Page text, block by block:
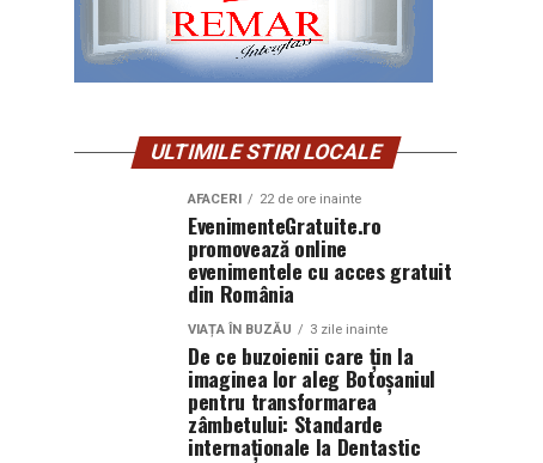
ULTIMILE STIRI LOCALE
AFACERI 22 de ore inainte
EvenimenteGratuite.ro
promovează online
evenimentele cu acces gratuit
din România
VIAȚA ÎN BUZĂU 3 zile inainte
De ce buzoienii care țin la
imaginea lor aleg Botoșaniul
pentru transformarea
zâmbetului: Standarde
internaționale la Dentastic